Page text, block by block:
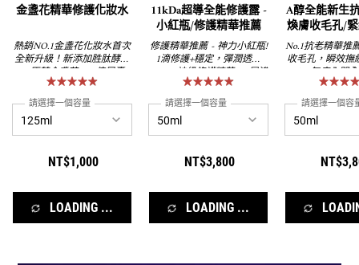
金盞花精華修護化妝水
熱銷NO.1金盞花化妝水首次
全新升級！新添加胜肽酵母
X 原萃金盞花 X 3倍尿囊
素！6倍超速調理力，溫和不
刺激，收毛孔、去顆粒、改
善油光、1天就能養出零瑕
請選擇一個容量
NT$1,000
LOADING ...
11kDa超導全能修護露 -
小紅瓶/修護精華推薦
修護精華推薦 - 神力小紅瓶!
1滴修護+穩定，彈潤透亮
200%! 神級修護精華 - 8層滲
透、8秒有感、8大問題有效
解決!
請選擇一個容量
NT$3,800
LOADING ...
A醇全能新生
煥膚收毛孔/
抗老精
No.1抗老精華推
收毛孔，瞬效撫
<br>無痛入門
容，契爾氏打
養品！
用者高效有感
刺激、無香料添
醫學美容 #抗老
精華 #抗皺保養
#A醇 #胜肽 #神
效抗老 #安心
請選擇一個容